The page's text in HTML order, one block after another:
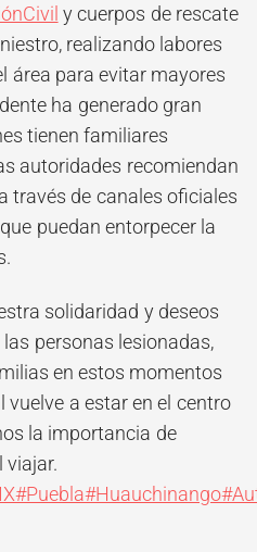
y cuerpos de rescate
realizando labores
área para evitar mayores
ha generado gran
tienen familiares
autoridades recomiendan
través de canales oficiales
puedan entorpecer la
solidaridad y deseos
personas lesionadas,
en estos momentos
vuelve a estar en el centro
la importancia de
viajar.
#Puebla#Huauchinango